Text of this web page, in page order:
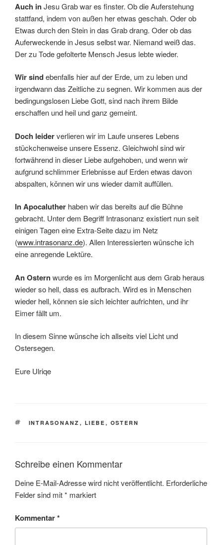
Auch inJesu Grab war es finster. Ob die Auferstehung
stattfand, indem von außen her etwas geschah. Oder ob
Etwas durch den Stein in das Grab drang. Oder ob das
Auferweckende in Jesus selbst war. Niemand weiß das.
Der zu Tode gefolterte Mensch Jesus lebte wieder.
Wir sindebenfalls hier auf der Erde, um zu leben und
irgendwann das Zeitliche zu segnen. Wir kommen aus der
bedingungslosen Liebe Gott, sind nach ihrem Bilde
erschaffen und heil und ganz gemeint.
Doch leiderverlieren wir im Laufe unseres Lebens
stückchenweise unsere Essenz. Gleichwohl sind wir
fortwährend in dieser Liebe aufgehoben, und wenn wir
aufgrund schlimmer Erlebnisse auf Erden etwas davon
abspalten, können wir uns wieder damit auffüllen.
In Apocaluther haben wir das bereits auf die Bühne
gebracht. Unter dem Begriff Intrasonanz existiert nun seit
einigen Tagen eine Extra-Seite dazu im Netz
(www.intrasonanz.de). Allen Interessierten wünsche ich
eine anregende Lektüre.
An Osternwurde es im Morgenlicht aus dem Grab heraus
wieder so hell, dass es aufbrach. Wird es in Menschen
wieder hell, können sie sich leichter aufrichten, und ihr
Eimer fällt um.
In diesem Sinne wünsche ich allseits viel Licht und
Ostersegen.
Eure Ulriqe
SCHLAGWÖRTER
INTRASONANZ , LIEBE , OSTERN
Schreibe einen Kommentar
Deine E-Mail-Adresse wird nicht veröffentlicht. Erforderliche
Felder sind mit* markiert
Kommentar*